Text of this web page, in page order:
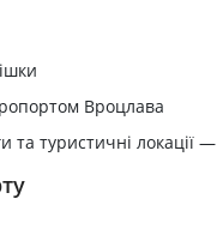
Вроцлава
та туристичні локації